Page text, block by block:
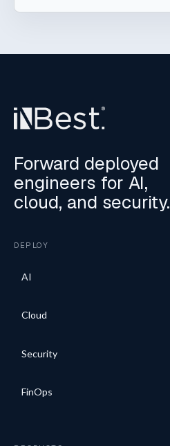
Forward deployed
engineers for AI,
cloud, and security.
DEPLOY
AI
Cloud
Security
FinOps